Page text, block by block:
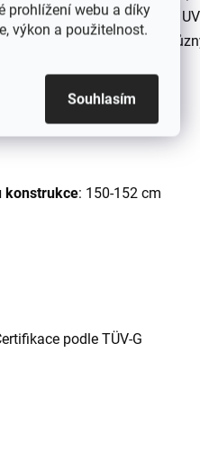
prohlížení webu a díky
výkon a použitelnost.
Souhlasím
povětrnostním vlivům a
daného rozměru, od
konstrukce: 150-152 cm
podle TÜV-G